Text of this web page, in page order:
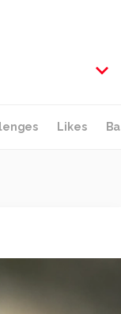
Likes